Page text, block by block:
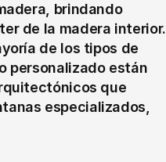
brindando
de la madera interior.
de los tipos de
personalizado están
que
especializados,